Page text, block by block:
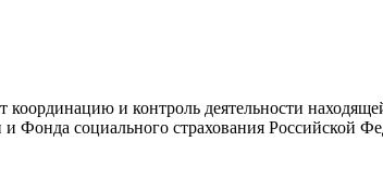
и контроль деятельности
Фонда социального страхования Российской